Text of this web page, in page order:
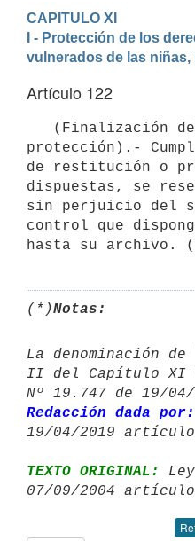
CAPITULO XI
I - Protección de los
vulnerados de las
Artículo 122
protección).-
de restitución o
dispuestas, se
sin perjuicio del
control que
hasta su archivo.
(*)Notas:
La denominación
II del Capítulo XI
Redacción dada por:
19/04/2019 artículo
TEXTO ORIGINAL:
07/09/2004 artículo